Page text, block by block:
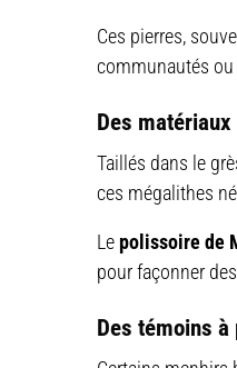
Ces pierres,
communautés
Des
Taillés dans le
ces mégalithes
Le polissoire de
pour façonner
Des témoins